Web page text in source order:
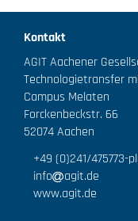
Kontakt
AGIT Aachener
Technologietransfer
Campus Melaten
Forckenbeckstr. 66
52074 Aachen
+49 (0)241/475773-
info
agit.de
www.agit.de